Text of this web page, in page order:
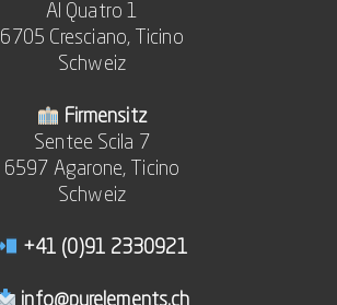
Al Quatro 1
6705 Cresciano, Ticino
Schweiz
Firmensitz
Sentee Scila 7
6597 Agarone, Ticino
Schweiz
+41 (0)91 2330921
info@purelements.ch